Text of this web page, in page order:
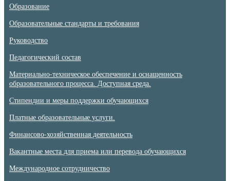
Образование
Образовательные стандарты и требования
Руководство
Педагогический состав
Материально-техническое обеспечение и оснащенность
образовательного процесса. Доступная среда.
Стипендии и меры поддержки обучающихся
Платные образовательные услуги.
Финансово-хозяйственная деятельность
Вакантные места для приема или перевода обучающихся
Международное сотрудничество